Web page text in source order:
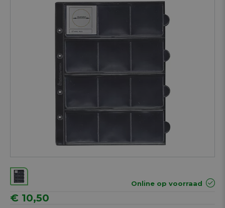
Online op voorraad
€ 10,50